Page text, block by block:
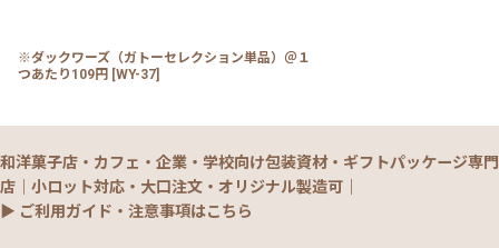
※ダックワーズ（ガトーセレクション単品）＠１
つあたり109円 [WY-37]
和洋菓子店・カフェ・企業・学校向け包装資材・ギフトパッケージ専門
店｜小ロット対応・大口注文・オリジナル製造可｜
▶ ご利用ガイド・注意事項はこちら